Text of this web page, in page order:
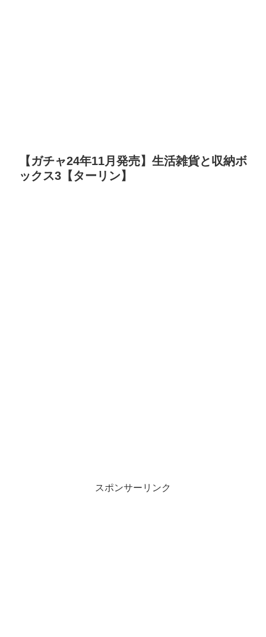
【ガチャ24年11月発売】生活雑貨と収納ボ
ックス3【ターリン】
スポンサーリンク